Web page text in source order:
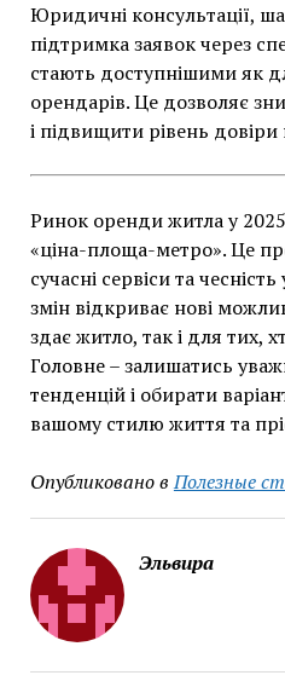
Юридичні консультації,
підтримка заявок через
стають доступнішими як
орендарів. Це дозволяє
і підвищити рівень
Ринок оренди житла у
«ціна-площа-метро». Це
сучасні сервіси та
змін відкриває нові
здає житло, так і для тих,
Головне – залишатись
тенденцій і обирати
вашому стилю життя та
Опубликовано в Полезные
Эльвира